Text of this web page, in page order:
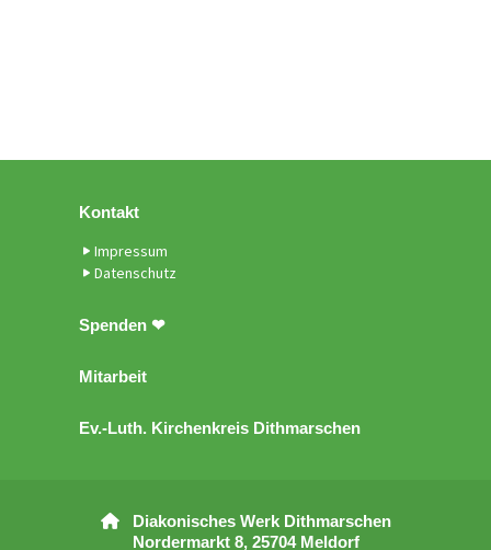
Kontakt
Impressum
Datenschutz
Spenden ❤
Mitarbeit
Ev.-Luth. Kirchenkreis Dithmarschen
Diakonisches Werk Dithmarschen
Nordermarkt 8, 25704 Meldorf